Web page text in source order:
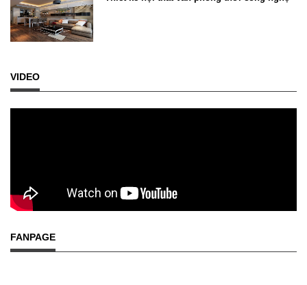
VIDEO
FANPAGE